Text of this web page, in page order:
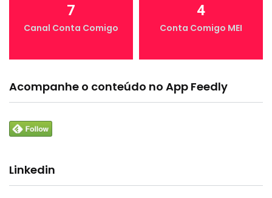
7
Canal Conta Comigo
4
Conta Comigo MEI
Acompanhe o conteúdo no App Feedly
Linkedin